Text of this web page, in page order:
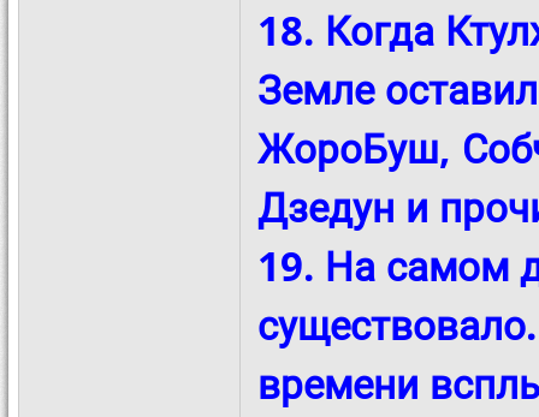
18. Когда
Земле
ЖороБуш,
Дзедун и
19. На самом
времени